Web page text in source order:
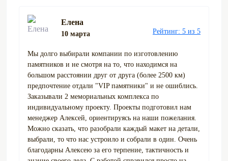
Елена
10 марта Рейтинг: 5 из 5
Мы долго выбирали компании по изготовлению
памятников и не смотря на то, что находимся на
большом расстоянии друг от друга (более 2500 км)
предпочтение отдали "VIP памятники" и не ошиблись.
Заказывали 2 мемориальных комплекса по
индивидуальному проекту. Проекты подготовил нам
менеджер Алексей, ориентируясь на наши пожелания.
Можно сказать, что разобрали каждый макет на детали,
выбрали, то что нас устроило и собрали в один. Очень
благодарны Алексею за его терпение, тактичность и